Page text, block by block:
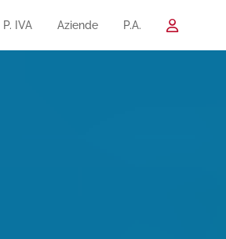
P. IVA Aziende P.A.